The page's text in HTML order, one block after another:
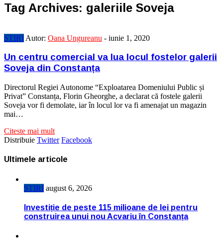
Tag Archives: galeriile Soveja
STIRI Autor: Oana Ungureanu - iunie 1, 2020
Un centru comercial va lua locul fostelor galerii
Soveja din Constanța
Directorul Regiei Autonome “Exploatarea Domeniului Public și
Privat” Constanța, Florin Gheorghe, a declarat că fostele galerii
Soveja vor fi demolate, iar în locul lor va fi amenajat un magazin
mai…
Citeste mai mult
Distribuie Twitter Facebook
Ultimele articole
STIRI august 6, 2026
Investiție de peste 115 milioane de lei pentru
construirea unui nou Acvariu în Constanța